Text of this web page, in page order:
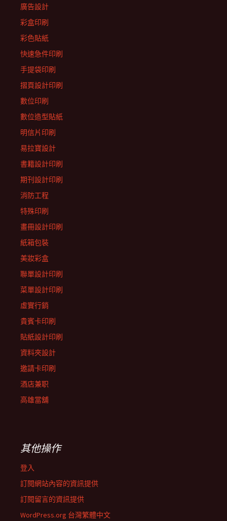
廣告設計
彩盒印刷
彩色貼紙
快速急件印刷
手提袋印刷
摺頁設計印刷
數位印刷
數位造型貼紙
明信片印刷
易拉寶設計
書籍設計印刷
期刊設計印刷
消防工程
特殊印刷
畫冊設計印刷
紙箱包裝
美妝彩盒
聯單設計印刷
菜單設計印刷
虛實行銷
貴賓卡印刷
貼紙設計印刷
資料夾設計
邀請卡印刷
酒店兼职
高雄當舖
其他操作
登入
訂閱網站內容的資訊提供
訂閱留言的資訊提供
WordPress.org 台灣繁體中文